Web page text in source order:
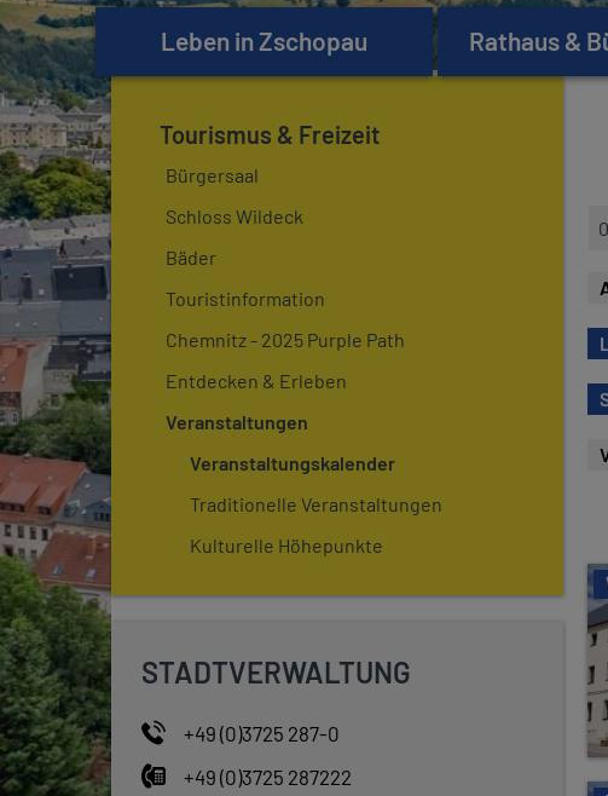
Leben in Zschopau Rathaus &
Tourismus & Freizeit
Bürgersaal
Schloss Wildeck
Bäder
Touristinformation
Chemnitz - 2025 Purple Path
Entdecken & Erleben
Veranstaltungen
Veranstaltungskalender
Traditionelle Veranstaltungen
Kulturelle Höhepunkte
STADTVERWALTUNG
+49 (0)3725 287-0
+49 (0)3725 287222